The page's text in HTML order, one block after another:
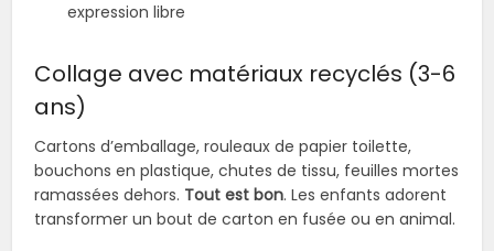
expression libre
Collage avec matériaux recyclés (3-6
ans)
Cartons d’emballage, rouleaux de papier toilette,
bouchons en plastique, chutes de tissu, feuilles mortes
ramassées dehors. Tout est bon. Les enfants adorent
transformer un bout de carton en fusée ou en animal.